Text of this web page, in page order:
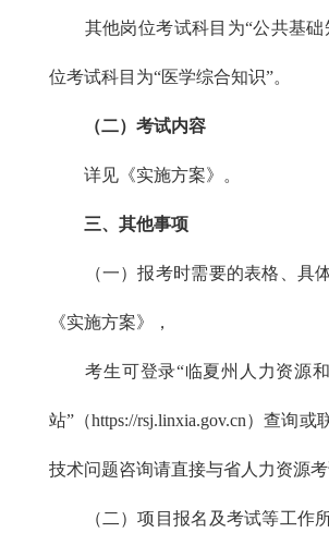
其他岗位考试科目为“公共基础
位考试科目为“医学综合知识”。
（二）考试内容
详见《实施方案》。
三、其他事项
（一）报考时需要的表格、具
《实施方案》，
考生可登录“临夏州人力资源和
站”（https://rsj.linxia.gov.cn）查询或
技术问题咨询请直接与省人力资源考
（二）项目报名及考试等工作